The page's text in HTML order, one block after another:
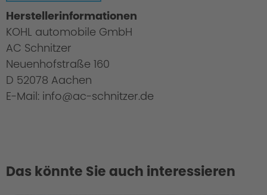
Herstellerinformationen
KOHL automobile GmbH
AC Schnitzer
Neuenhofstraße 160
D 52078 Aachen
E-Mail: info@ac-schnitzer.de
Das könnte Sie auch interessieren